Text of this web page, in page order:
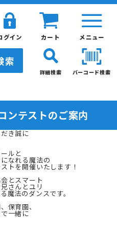
メニュー
カート
グイン
索
バーコード検索
詳細検索
ンテストのご案内
き誠に
ルと
なれる魔法の
トを開催いたします！
とスマート
さんとユリ
魔法のダンスです。
保育園、
一緒に